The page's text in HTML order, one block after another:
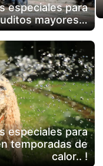
especiales para
mayores…
especiales para
temporadas de
calor.. !